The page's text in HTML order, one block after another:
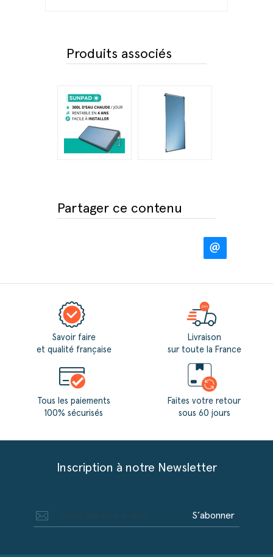
Produits associés
Partager ce contenu
FACEBOOK
Savoir faire
et qualité française
Tous les paiements
100% sécurisés
Livraison
sur toute la France
Faites votre retour
sous 60 jours
Inscription à notre Newsletter
S’abonner